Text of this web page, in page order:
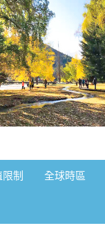
完全是物超所值
便宜但是吃好住
很震撼的地方
，一開始其實
黃弘偉，專業又
需彩排的默
旅，之前聽朋